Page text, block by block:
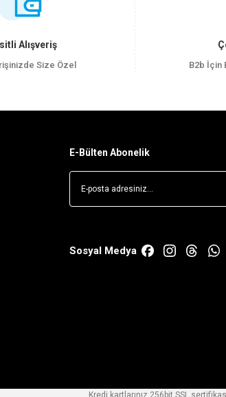
Alışveriş
Size Özel B2b İçin
E-Bülten Abonelik
Sosyal Medya
Kredi kartlarınız 256bit SSL